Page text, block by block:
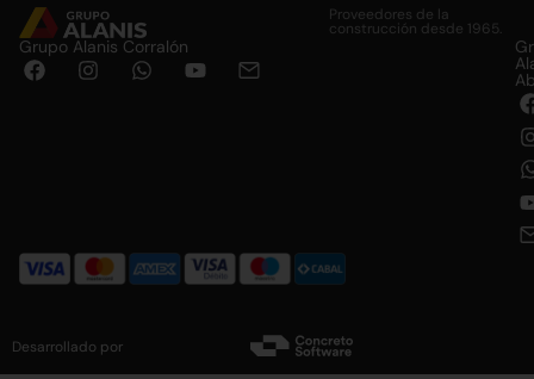
Proveedores de la
construcción desde 1965.
Grupo Alanis Corralón
Desarrollado por